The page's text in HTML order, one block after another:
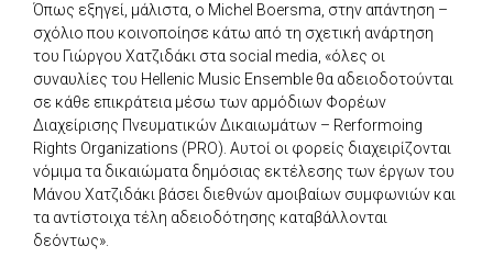
Όπως εξηγεί, μάλιστα, ο Michel Boersma, στην απάντηση –
σχόλιο που κοινοποίησε κάτω από τη σχετική ανάρτηση
του Γιώργου Χατζιδάκι στα social media, «όλες οι
συναυλίες του Hellenic Music Ensemble θα αδειοδοτούνται
σε κάθε επικράτεια μέσω των αρμόδιων Φορέων
Διαχείρισης Πνευματικών Δικαιωμάτων – Rerformoing
Rights Organizations (PRO). Αυτοί οι φορείς διαχειρίζονται
νόμιμα τα δικαιώματα δημόσιας εκτέλεσης των έργων του
Μάνου Χατζιδάκι βάσει διεθνών αμοιβαίων συμφωνιών και
τα αντίστοιχα τέλη αδειοδότησης καταβάλλονται
δεόντως».